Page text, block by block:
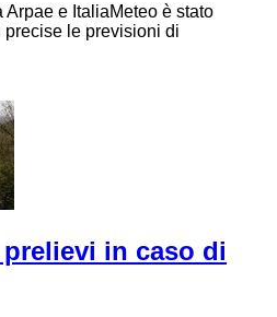
Arpae e ItaliaMeteo è stato
le previsioni di
in caso di